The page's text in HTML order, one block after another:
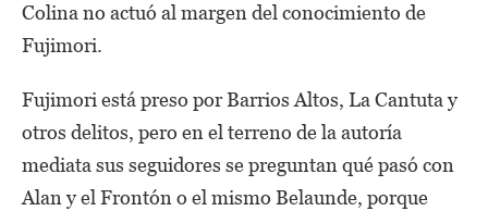
Colina no actuó al margen del conocimiento de
Fujimori.
Fujimori está preso por Barrios Altos, La Cantuta y
otros delitos, pero en el terreno de la autoría
mediata sus seguidores se preguntan qué pasó con
Alan y el Frontón o el mismo Belaunde, porque